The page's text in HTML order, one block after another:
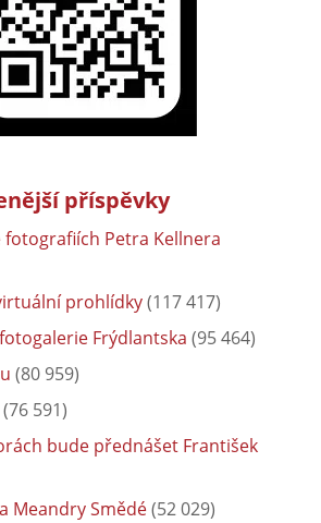
příspěvky
fotografiích Petra Kellnera
prohlídky(117 417)
Frýdlantska (95 464)
(80 959)
(76 591)
bude přednášet František
Meandry Smědé(52 029)